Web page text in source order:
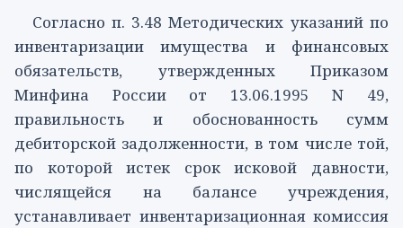
Согласно п. 3.48 Методических указаний по
инвентаризации имущества и финансовых
обязательств, утвержденных Приказом
Минфина России от 13.06.1995 N 49,
правильность и обоснованность сумм
дебиторской задолженности, в том числе той,
по которой истек срок исковой давности,
числящейся на балансе учреждения,
устанавливает инвентаризационная комиссия